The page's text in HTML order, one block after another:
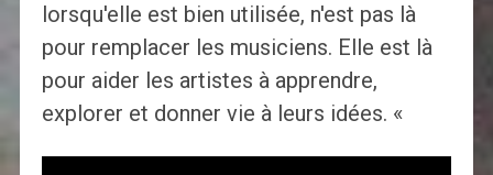
lorsqu'elle est bien utilisée, n'est pas là
pour remplacer les musiciens. Elle est là
pour aider les artistes à apprendre,
explorer et donner vie à leurs idées. «